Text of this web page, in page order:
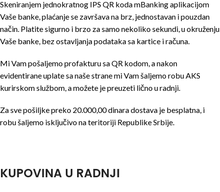
Skeniranjem jednokratnog IPS QR koda mBanking aplikacijom
Vaše banke, plaćanje se završava na brz, jednostavan i pouzdan
način. Platite sigurno i brzo za samo nekoliko sekundi, u okruženju
Vaše banke, bez ostavljanja podataka sa kartice i računa.
Mi Vam pošaljemo profakturu sa QR kodom, a nakon
evidentirane uplate sa naše strane mi Vam šaljemo robu AKS
kurirskom službom, a možete je preuzeti lično u radnji.
Za sve pošiljke preko 20.000,00 dinara dostava je besplatna, i
robu šaljemo isključivo na teritoriji Republike Srbije.
KUPOVINA U RADNJI